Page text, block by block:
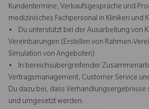
Kundentermine, Verkaufsgespräche und
medizinisches Fachpersonal in Kliniken und
• Du unterstützt bei der Ausarbeitung von
Vereinbarungen (Erstellen von Rahmen-
Simulation von Angeboten)
• In bereichsübergreifender
Vertragsmanagement, Customer Service
Du dazu bei, dass
und umgesetzt werden.